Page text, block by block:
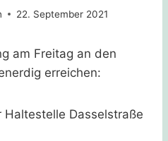
22. September 2021
am Freitag an den
erreichen:
Dasselstraße